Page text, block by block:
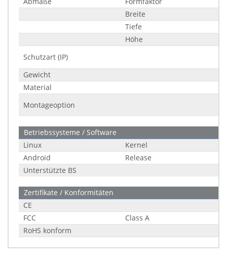
Breite
Tiefe
Höhe
Schutzart (IP)
Gewicht
Material
Montageoption
Betriebssysteme / Software
Linux
Kernel
Android
Release
Unterstützte BS
Zertifikate / Konformitäten
CE
FCC
Class A
RoHS konform